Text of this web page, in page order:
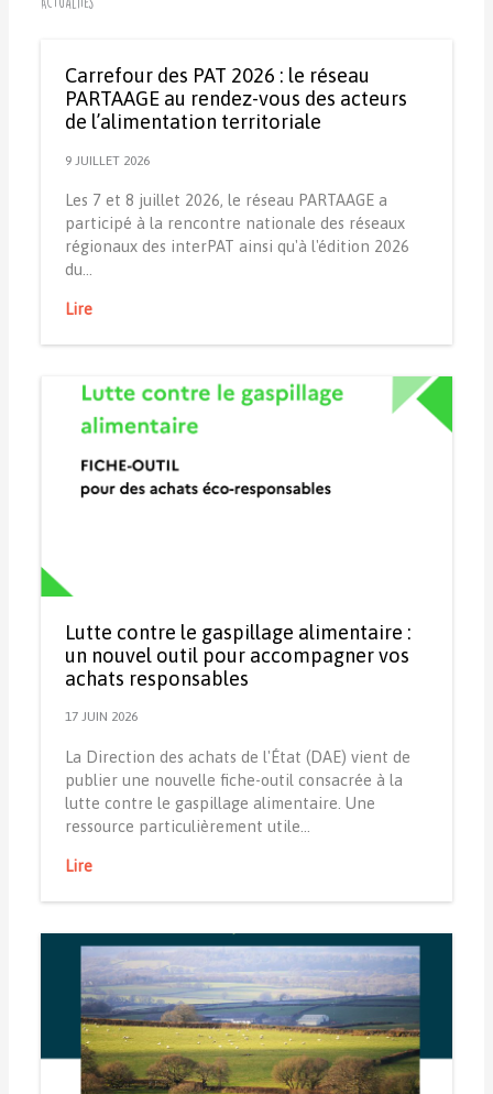
Carrefour des PAT 2026 : le réseau
PARTAAGE au rendez-vous des acteurs
de l’alimentation territoriale
9 JUILLET 2026
Les 7 et 8 juillet 2026, le réseau PARTAAGE a
participé à la rencontre nationale des réseaux
régionaux des interPAT ainsi qu'à l'édition 2026
du…
Lire
Lutte contre le gaspillage alimentaire :
un nouvel outil pour accompagner vos
achats responsables
17 JUIN 2026
La Direction des achats de l'État (DAE) vient de
publier une nouvelle fiche-outil consacrée à la
lutte contre le gaspillage alimentaire. Une
ressource particulièrement utile…
Lire